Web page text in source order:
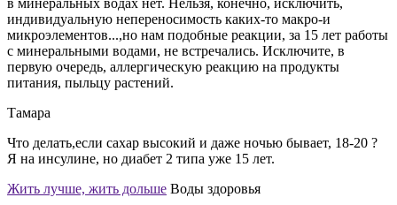
индивидуальную непереносимость каких-то макро-и
микроэлементов...,но нам подобные реакции, за 15 лет работы
с минеральными водами, не встречались. Исключите, в
первую очередь, аллергическую реакцию на продукты
питания, пыльцу растений.
Тамара
Что делать,если сахар высокий и даже ночью бывает, 18-20 ?
Я на инсулине, но диабет 2 типа уже 15 лет.
Жить лучше, жить дольше Воды здоровья